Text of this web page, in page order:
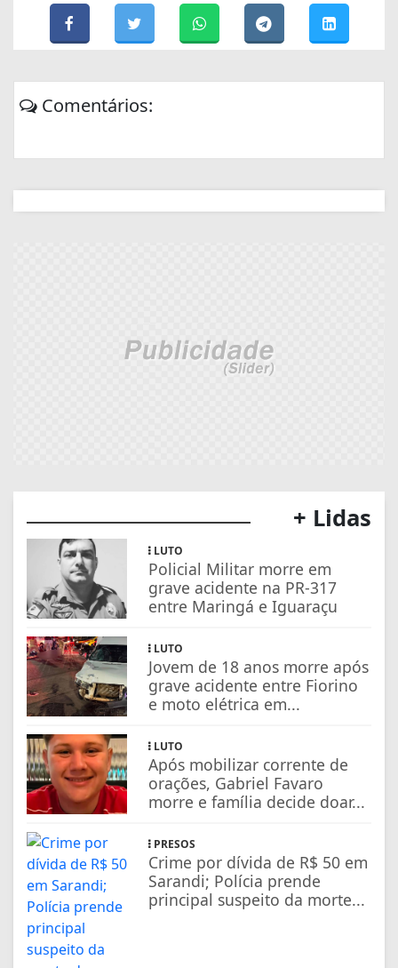
Comentários:
+ Lidas
LUTO
Policial Militar morre em
grave acidente na PR-317
entre Maringá e Iguaraçu
LUTO
Jovem de 18 anos morre após
grave acidente entre Fiorino
e moto elétrica em...
LUTO
Após mobilizar corrente de
orações, Gabriel Favaro
morre e família decide doar...
PRESOS
Crime por dívida de R$ 50 em
Sarandi; Polícia prende
principal suspeito da morte...